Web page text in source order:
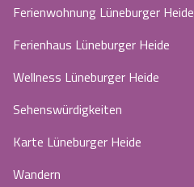
Ferienwohnung Lüneburger Heide
Ferienhaus Lüneburger Heide
Wellness Lüneburger Heide
Sehenswürdigkeiten
Karte Lüneburger Heide
Wandern